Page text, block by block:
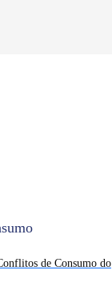
de Consumo do